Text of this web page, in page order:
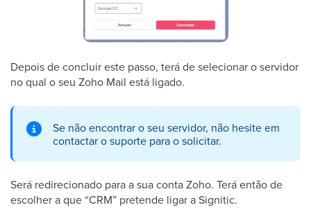
Depois de concluir este passo, terá de selecionar o servidor
no qual o seu Zoho Mail está ligado.
Se não encontrar o seu servidor, não hesite em
contactar o suporte para o solicitar.
Será redirecionado para a sua conta Zoho. Terá então de
escolher a que “CRM” pretende ligar a Signitic.